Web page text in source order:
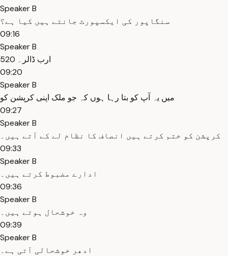
Speaker B
سنگاپور کی ایکسپورٹ جانتے ہیں کیا ہے؟
09:16
Speaker B
520 ارب ڈالر۔
09:20
Speaker B
میں یہ آپ کو بتا رہا ہوں کہ جو ملک اپنی کرپشن کو
09:27
Speaker B
کرپشن کو ختم کرتے ہیں انصاف کا نظام لے کے آتے ہیں۔
09:33
Speaker B
ادارے مضبوط کرتے ہیں۔
09:36
Speaker B
وہ خوشحال ہوتے ہیں۔
09:39
Speaker B
ادھر خوشحالی آتی ہے۔